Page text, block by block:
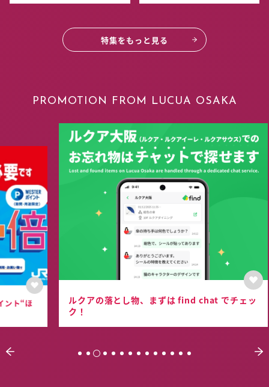
特集をもっと見る
PROMOTION FROM LUCUA OSAKA
ルクアの落とし物、まずは find chat でチェッ